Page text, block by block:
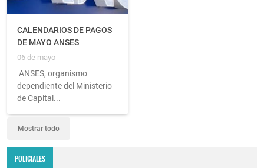
CALENDARIOS DE PAGOS
DE MAYO ANSES
06 de mayo
ANSES, organismo
dependiente del Ministerio
de Capital...
Mostrar todo
POLICIALES